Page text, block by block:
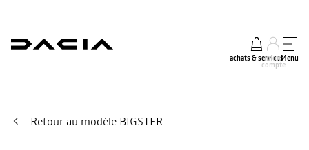
achats & services
mon
compte
Menu
Retour au modèle BIGSTER